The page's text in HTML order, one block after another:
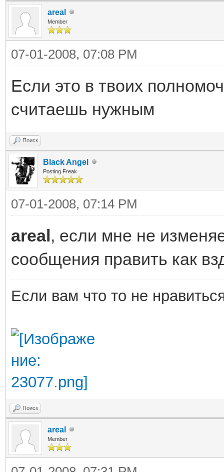
areal
Member
07-01-2008, 07:08 PM
Если это в твоих
считаешь нужным
Поиск
Black Angel
Posting Freak
07-01-2008, 07:14 PM
areal, если мне не
сообщения править как
Если вам что то не
Поиск
areal
Member